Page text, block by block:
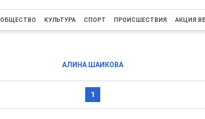
ОБЩЕСТВО КУЛЬТУРА СПОРТ ПРОИСШЕСТВИЯ АКЦИЯ
АЛИНА ШАИКОВА
1